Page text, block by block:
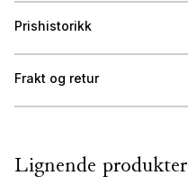
Prishistorikk
Frakt og retur
Lignende produkter